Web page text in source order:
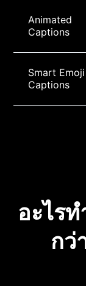
Animated
Captions
Smart Emoji
Captions
อะไร
กว่